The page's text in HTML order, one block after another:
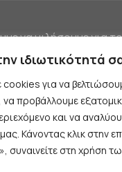
ιδιωτικότητά
για να
προβάλλουμε
και να
Κάνοντας κλικ στην
συναινείτε στη χρήση
να μιλήσουμε για
της εποχής
αλλά όχι
προοπτική.
να μιλήσουμε
για την
επιβίωση και